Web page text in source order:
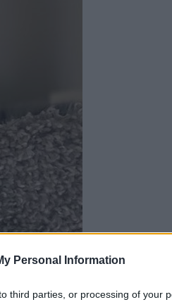
Personal Information
third parties, or processing of your